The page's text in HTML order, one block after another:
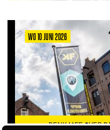
WO 10 JUNI 2026
DENK MEE OVER